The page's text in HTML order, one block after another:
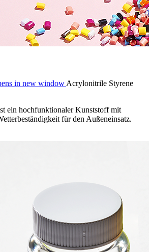
in new window Acrylonitrile Styrene
ein hochfunktionaler Kunststoff mit
für den Außeneinsatz.